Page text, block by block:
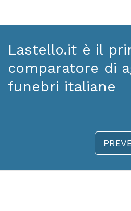
Lastello.it è il
comparatore di
funebri italiane